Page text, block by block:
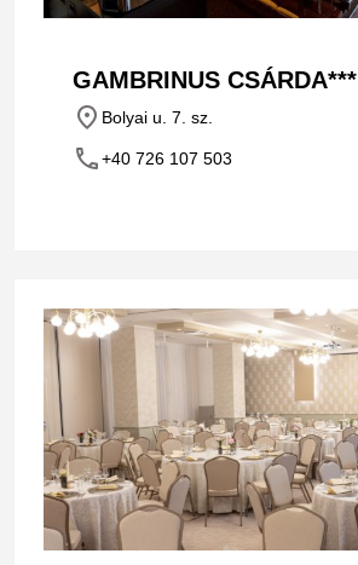
GAMBRINUS CSÁRDA***
place Bolyai u. 7. sz.
phone+40 726 107 503